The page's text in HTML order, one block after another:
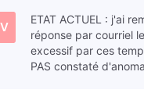
ETAT ACTUEL : j'ai
réponse par courriel
excessif par ces
PAS constaté